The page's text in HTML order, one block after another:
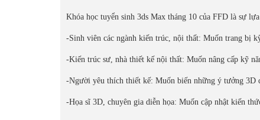
Khóa học tuyển sinh 3ds Max tháng 10 của FFD là sự
-Sinh viên các ngành kiến trúc, nội thất: Muốn trang bị
-Kiến trúc sư, nhà thiết kế nội thất: Muốn nâng cấp kỹ
-Người yêu thích thiết kế: Muốn biến những ý tưởng 3D
-Họa sĩ 3D, chuyên gia diễn họa: Muốn cập nhật kiến